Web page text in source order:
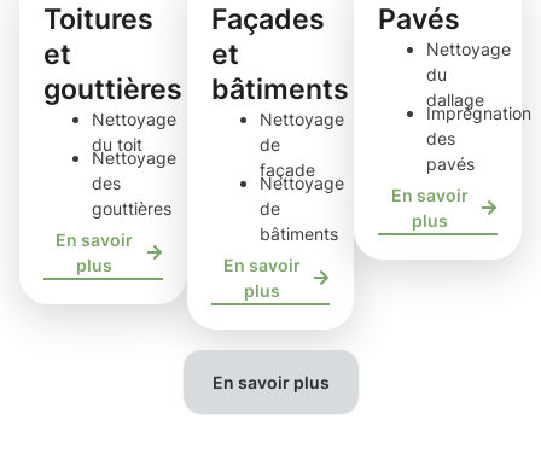
Toitures
et
gouttières
Nettoyage
du toit
Nettoyage
des
gouttières
En savoir
plus
Façades
et
bâtiments
Nettoyage
de
façade
Nettoyage
de
bâtiments
En savoir
plus
Pavés
Nettoyage
du
dallage
Imprégnation
des
pavés
En savoir
plus
En savoir plus